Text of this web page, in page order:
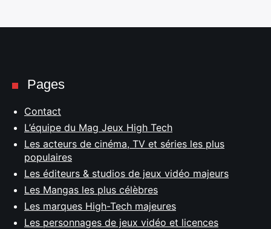
Pages
Contact
L’équipe du Mag Jeux High Tech
Les acteurs de cinéma, TV et séries les plus
populaires
Les éditeurs & studios de jeux vidéo majeurs
Les Mangas les plus célèbres
Les marques High-Tech majeures
Les personnages de jeux vidéo et licences